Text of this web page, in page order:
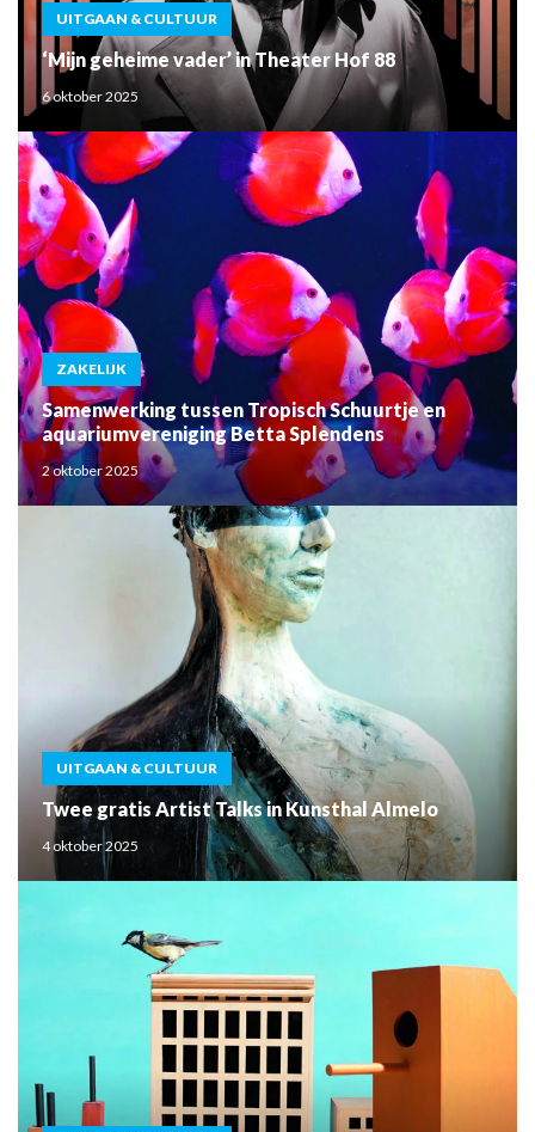
UITGAAN & CULTUUR
‘Mijn geheime vader’ in Theater Hof 88
6 oktober 2025
ZAKELIJK
Samenwerking tussen Tropisch Schuurtje en
aquariumvereniging Betta Splendens
2 oktober 2025
UITGAAN & CULTUUR
Twee gratis Artist Talks in Kunsthal Almelo
4 oktober 2025